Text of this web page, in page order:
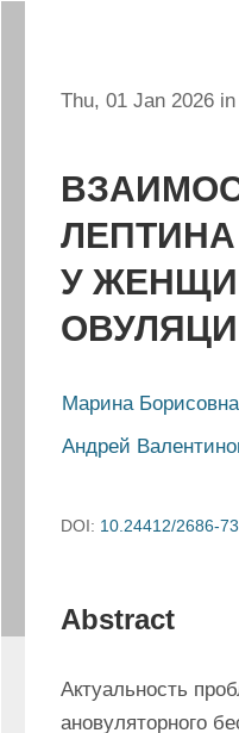
Thu, 01 Jan 2026 in
ЛЕПТИНА
У
Марина
Андрей
DOI: 10.24412/2686-
Abstract
Актуальность
ановуляторного